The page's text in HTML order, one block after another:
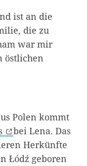
ist an die
die zu
war mir
östlichen
Polen kommt
bei Lena. Das
Herkünfte
Łódź geboren